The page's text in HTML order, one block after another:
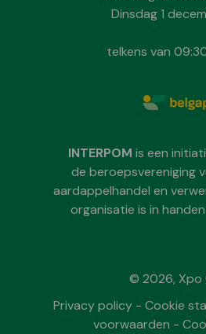
Dinsdag 1
telkens van
INTERPOMis een
de beroepsvereniging
aardappelhandel en
organisatie is in
© 2026, Xpo
Privacy policy- Cookie
voorwaarden -